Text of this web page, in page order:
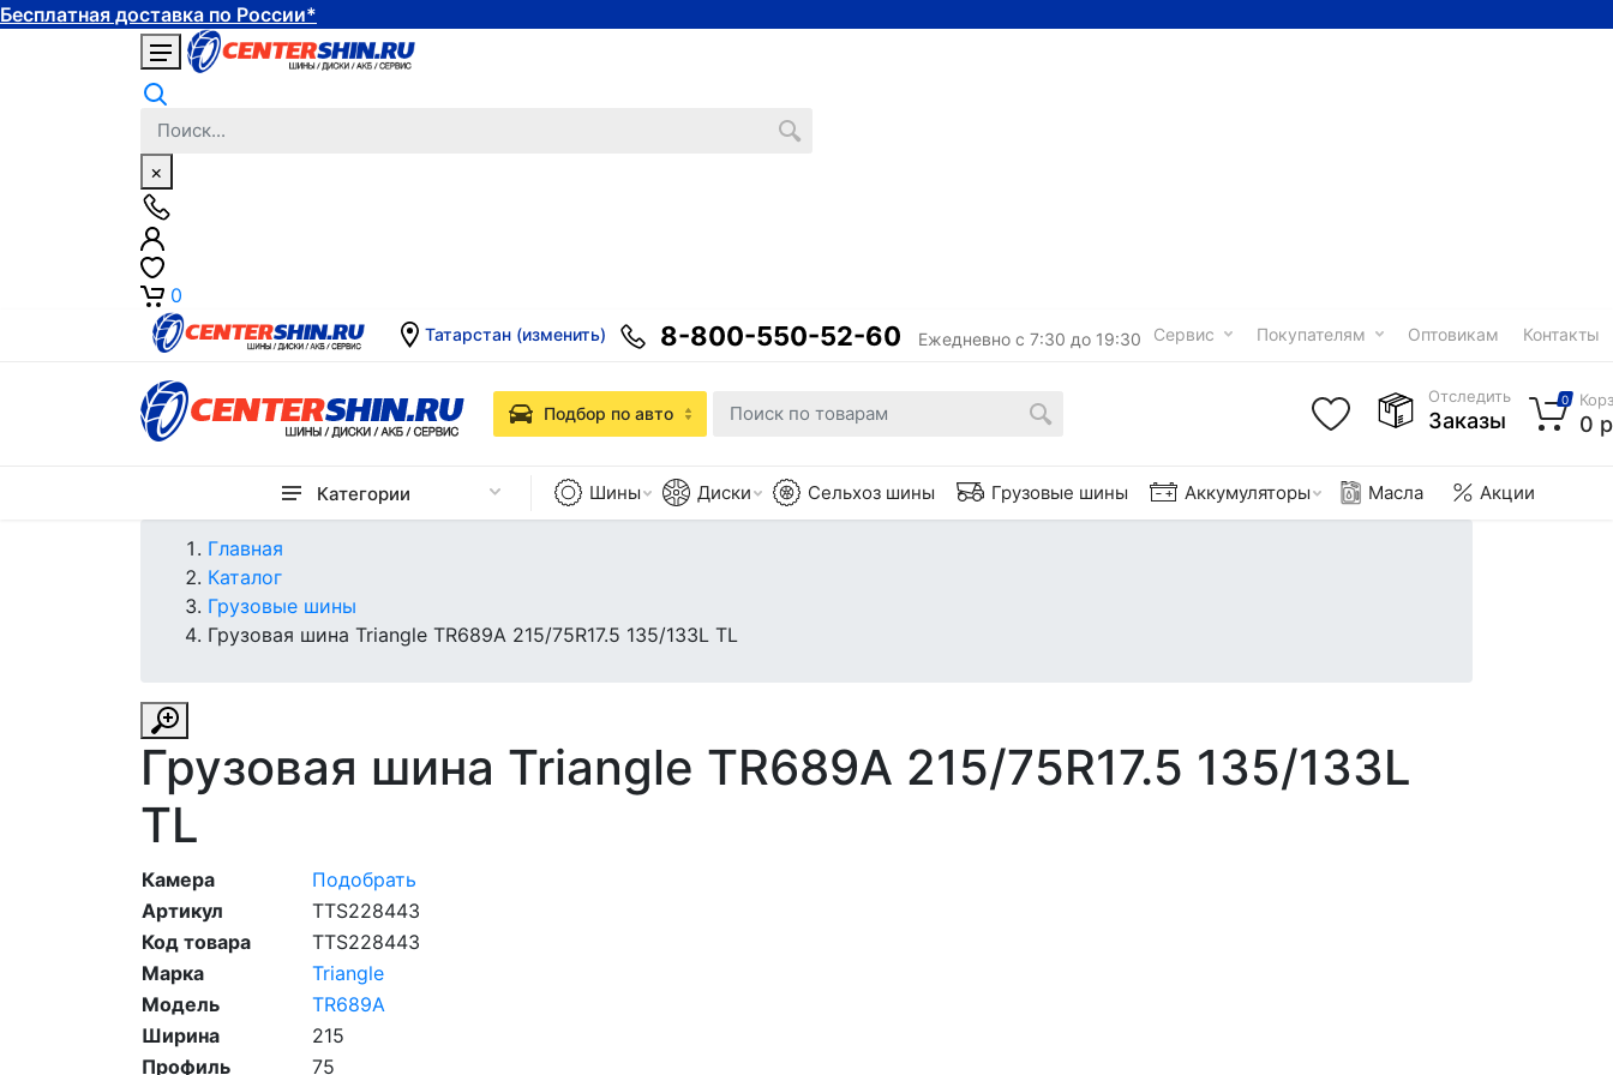
Бесплатная доставка по России*
×
0
Татарстан (изменить) 8-800-550-52-60 Ежедневно с 7:30 до 19:30 Сервис Покупателям Оптовикам Контакты
Категории Шины Диски Сельхоз шины Грузовые шины Аккумуляторы Масла Акции
Подбор по авто
Отследить
Заказы
0
0
Главная
Каталог
Грузовые шины
Грузовая шина Triangle TR689A 215/75R17.5 135/133L TL
Грузовая шина Triangle TR689A 215/75R17.5 135/133L
TL
Камера
Подобрать
Артикул
TTS228443
Код товара
TTS228443
Марка
Triangle
Модель
TR689A
Ширина
215
Профиль
75